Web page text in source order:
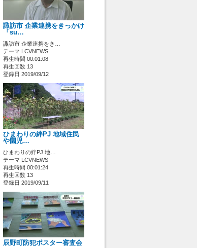
諏訪市 企業連携をきっかけ
「su…
諏訪市 企業連携をき…
テーマ LCVNEWS
再生時間 00:01:08
再生回数 13
登録日 2019/09/12
ひまわりの絆PJ 地域住民
や園児…
ひまわりの絆PJ 地…
テーマ LCVNEWS
再生時間 00:01:24
再生回数 13
登録日 2019/09/11
辰野町防犯ポスター審査会